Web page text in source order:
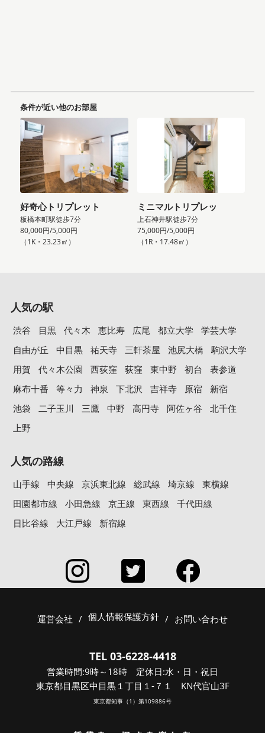
条件が近い他のお部屋
好奇心トリプレット
板橋本町駅徒歩7分
80,000円/5,000円
（1K・23.23㎡）
ミニマルトリプレッ
上石神井駅徒歩7分
75,000円/5,000円
（1R・17.48㎡）
人気の駅
渋谷 目黒 代々木 恵比寿 広尾 都立大学
学芸大学
自由が丘
中目黒 祐天寺 三軒茶屋 池尻大橋
駒沢大学
用賀
代々木公園 西荻窪 荻窪 東中野 初台
表参道
麻布十番
等々力 神泉 下北沢 吉祥寺 原宿
新宿
池袋
二子玉川 三鷹 中野 高円寺 阿佐ヶ谷
北千住
上野
人気の路線
山手線 中央線 京浜東北線 総武線 埼京線
東横線
田園都市線
小田急線 京王線 東西線
千代田線
日比谷線
大江戸線 新宿線
運営会社 / 個人情報保護方針 / お問い合わせ
TEL 03-6228-4418
営業時間:9時～18時 定休日:水・日・祝日
東京都目黒区中目黒１丁目１-７１ KN代官山3F
東京都知事（1）第109886号